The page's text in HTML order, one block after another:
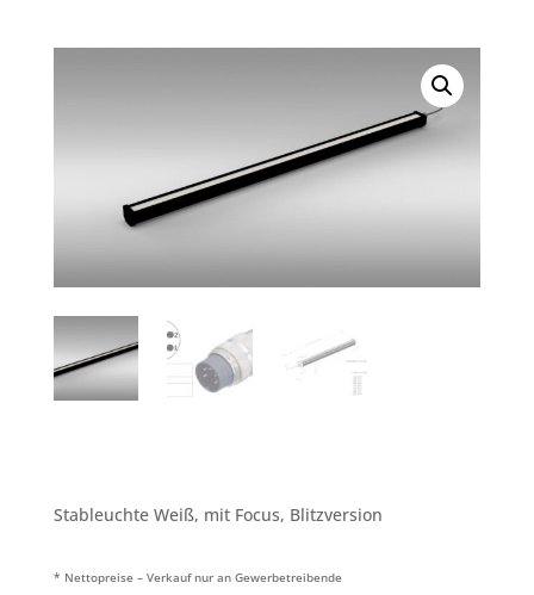
Stableuchte Weiß, mit Focus, Blitzversion
* Nettopreise – Verkauf nur an Gewerbetreibende